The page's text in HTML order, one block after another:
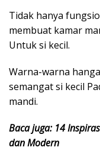
Tidak hanya
membuat kamar
Untuk si kecil.
Warna-warna
semangat si kecil
mandi.
Baca juga: 14
dan Modern